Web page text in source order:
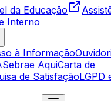
da Educação
Interno
à Informação
Sebrae AquiCarta de
de SatisfaçãoLGPD